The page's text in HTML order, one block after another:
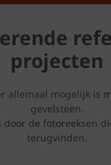
projecten
allemaal mogelijk is
gevelsteen.
door de fotoreeksen
terugvinden.